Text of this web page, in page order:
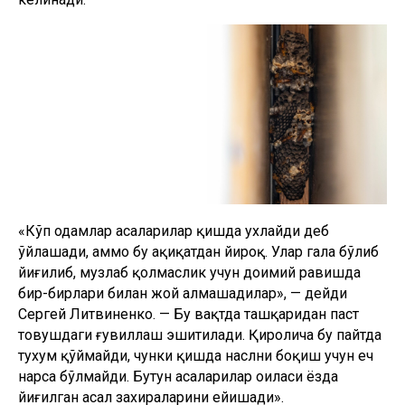
«Кўп одамлар асаларилар қишда ухлайди деб
ўйлашади, аммо бу ҳақиқатдан йироқ. Улар гала бўлиб
йиғилиб, музлаб қолмаслик учун доимий равишда
бир-бирлари билан жой алмашадилар», — дейди
Сергей Литвиненко. — Бу вақтда ташқаридан паст
товушдаги ғувиллаш эшитилади. Қиролича бу пайтда
тухум қўймайди, чунки қишда наслни боқиш учун ҳеч
нарса бўлмайди. Бутун асаларилар оиласи ёзда
йиғилган асал захираларини ейишади».
реклама
Ҳаво совуши билан асалариларнинг ҳаётига уларнинг
табиатдаги душманлари – оддий арилар ва
қовоғарилар таҳдид сола бошлайди. Улар уяларга